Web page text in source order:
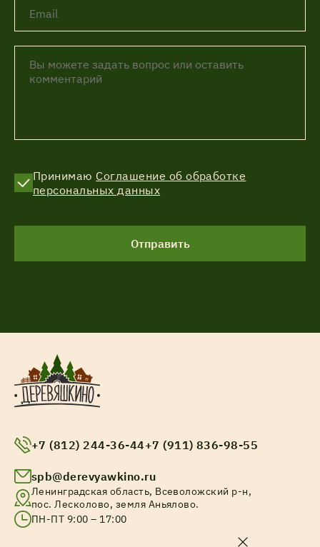
Принимаю Соглашение об обработке
персональных данных
Отправить
+7 (812) 244-36-44+7 (911) 836-98-55
spb@derevyawkino.ru
Ленинградская область, Всеволожский р-н,
пос. Лесколово, земля Аньялово.
ПН-ПТ 9:00 – 17:00